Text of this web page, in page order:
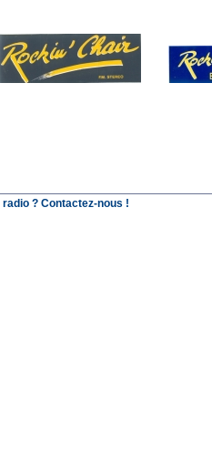
? Contactez-nous !